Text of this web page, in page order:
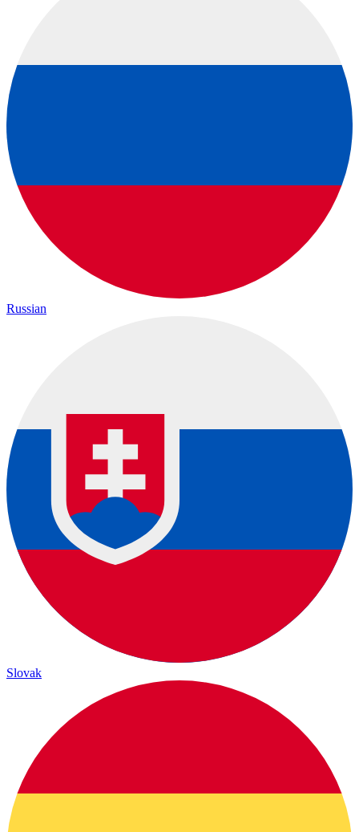
Russian
Slovak